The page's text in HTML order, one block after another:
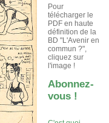
Pour
télécharger le
PDF en haute
définition de la
BD "L'Avenir en
commun ?",
cliquez sur
l'image !
Abonnez-
vous !